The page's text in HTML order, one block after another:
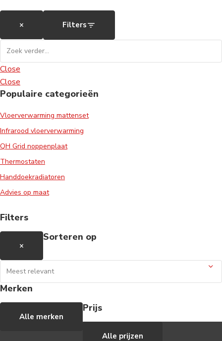
Bijna zeven op tien Nederlanders
zaterdag vanaf 1 september 2022
× Filters
Close
Close
Populaire categorieën
Vloerverwarming mattenset
Infrarood vloerverwarming
QH Grid noppenplaat
Thermostaten
Handdoekradiatoren
Advies op maat
Filters
×
Sorteren op
Merken
Alle merken
Prijs
Alle prijzen